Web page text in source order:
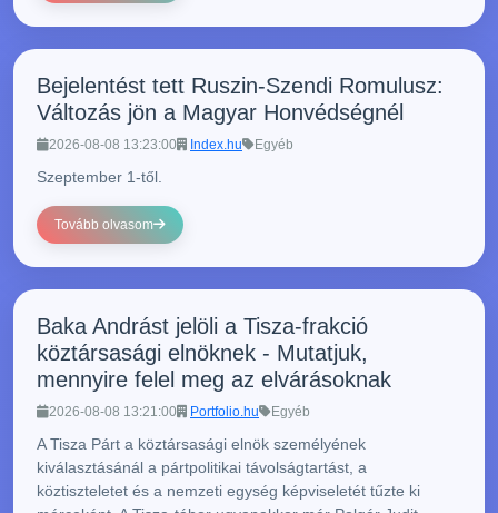
Bejelentést tett Ruszin-Szendi Romulusz:
Változás jön a Magyar Honvédségnél
2026-08-08 13:23:00 Index.hu Egyéb
Szeptember 1-től.
Tovább olvasom
Baka Andrást jelöli a Tisza-frakció
köztársasági elnöknek - Mutatjuk,
mennyire felel meg az elvárásoknak
2026-08-08 13:21:00 Portfolio.hu Egyéb
A Tisza Párt a köztársasági elnök személyének
kiválasztásánál a pártpolitikai távolságtartást, a
köztiszteletet és a nemzeti egység képviseletét tűzte ki